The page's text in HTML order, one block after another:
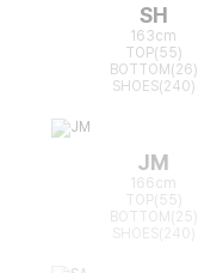
SH
163cm
TOP(55)
BOTTOM(26)
SHOES(240)
JM
166cm
TOP(55)
BOTTOM(25)